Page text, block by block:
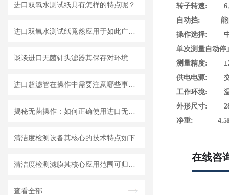
进口双氧水测试纸具有怎样的特点呢？
清洁度检测设备其核心的技术特点如下
查看全部
转子转速: 6、
自动挡: 能自
操作选择:
单次测量自动停
测量精度:
供电电源: 交
工作环境: 温
外形尺寸:
净重:
在线咨